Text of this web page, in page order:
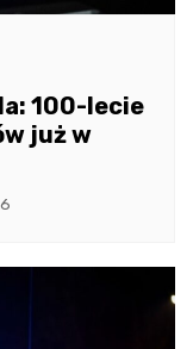
100-lecie
już w